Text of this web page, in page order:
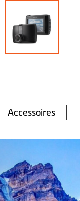
Accessoires